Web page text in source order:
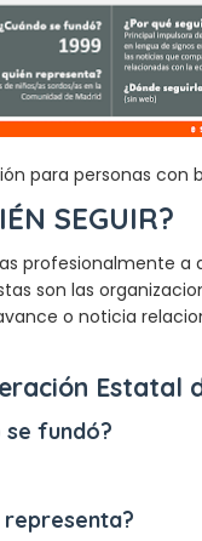
para personas con
SEGUIR?
profesionalmente a
son las
o noticia
Estatal
se fundó?
representa?